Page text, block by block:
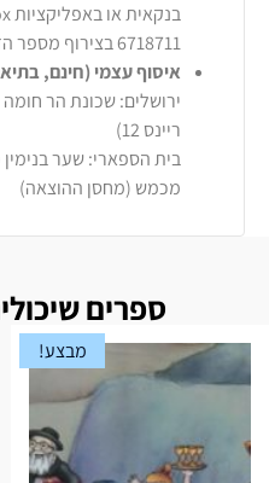
6718711 בצירוף מספר הזמנה).
איסוף עצמי (חינם,
ירושלים: שכונת הר
ריינס 12)
בית הספארי: שער
מכמש (מחסן ההוצאה)
ספרים
מבצע!